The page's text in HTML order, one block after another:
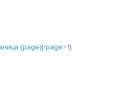
{page}{/page>1}